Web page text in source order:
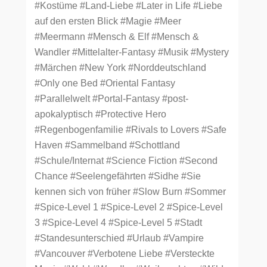
#Kostüme #Land-Liebe #Later in Life #Liebe
auf den ersten Blick #Magie #Meer
#Meermann #Mensch & Elf #Mensch &
Wandler #Mittelalter-Fantasy #Musik #Mystery
#Märchen #New York #Norddeutschland
#Only one Bed #Oriental Fantasy
#Parallelwelt #Portal-Fantasy #post-
apokalyptisch #Protective Hero
#Regenbogenfamilie #Rivals to Lovers #Safe
Haven #Sammelband #Schottland
#Schule/Internat #Science Fiction #Second
Chance #Seelengefährten #Sidhe #Sie
kennen sich von früher #Slow Burn #Sommer
#Spice-Level 1 #Spice-Level 2 #Spice-Level
3 #Spice-Level 4 #Spice-Level 5 #Stadt
#Standesunterschied #Urlaub #Vampire
#Vancouver #Verbotene Liebe #Versteckte